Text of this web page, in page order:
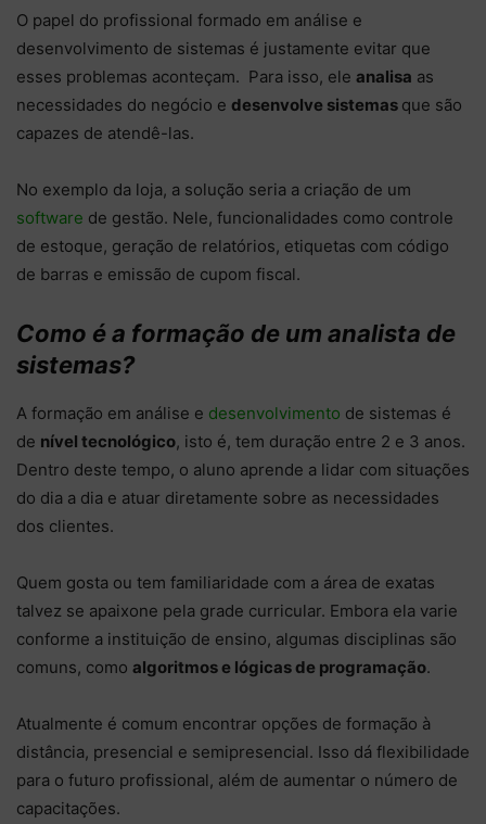
O papel do profissional formado em análise e
desenvolvimento de sistemas é justamente evitar que
esses problemas aconteçam. Para isso, ele analisa as
necessidades do negócio e desenvolve sistemas que são
capazes de atendê-las.
No exemplo da loja, a solução seria a criação de um
software de gestão. Nele, funcionalidades como controle
de estoque, geração de relatórios, etiquetas com código
de barras e emissão de cupom fiscal.
Como é a formação de um analista de
sistemas?
A formação em análise e desenvolvimento de sistemas é
de nível tecnológico, isto é, tem duração entre 2 e 3 anos.
Dentro deste tempo, o aluno aprende a lidar com situações
do dia a dia e atuar diretamente sobre as necessidades
dos clientes.
Quem gosta ou tem familiaridade com a área de exatas
talvez se apaixone pela grade curricular. Embora ela varie
conforme a instituição de ensino, algumas disciplinas são
comuns, como algoritmos e lógicas de programação.
Atualmente é comum encontrar opções de formação à
distância, presencial e semipresencial. Isso dá flexibilidade
para o futuro profissional, além de aumentar o número de
capacitações.